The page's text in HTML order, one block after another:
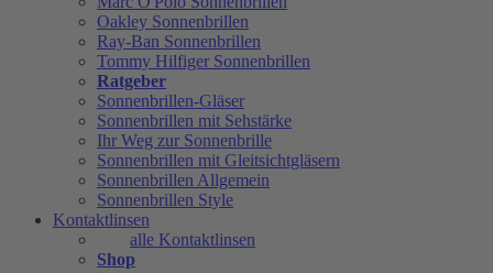
Oakley Sonnenbrillen
Ray-Ban Sonnenbrillen
Tommy Hilfiger Sonnenbrillen
Ratgeber
Sonnenbrillen-Gläser
Sonnenbrillen mit Sehstärke
Ihr Weg zur Sonnenbrille
Sonnenbrillen mit Gleitsichtgläsern
Sonnenbrillen Allgemein
Sonnenbrillen Style
Kontaktlinsen
alle Kontaktlinsen
Shop